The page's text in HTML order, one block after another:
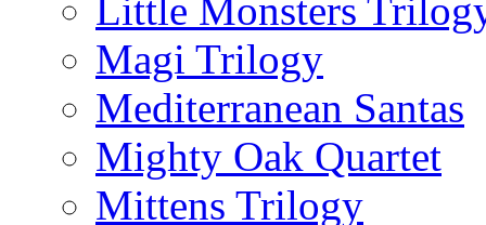
Little Monsters
Magi Trilogy
Mediterranean Santas
Mighty Oak Quartet
Mittens Trilogy